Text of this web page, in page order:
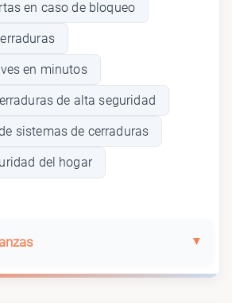
en caso de bloqueo
en minutos
de alta seguridad
sistemas de cerraduras
del hogar